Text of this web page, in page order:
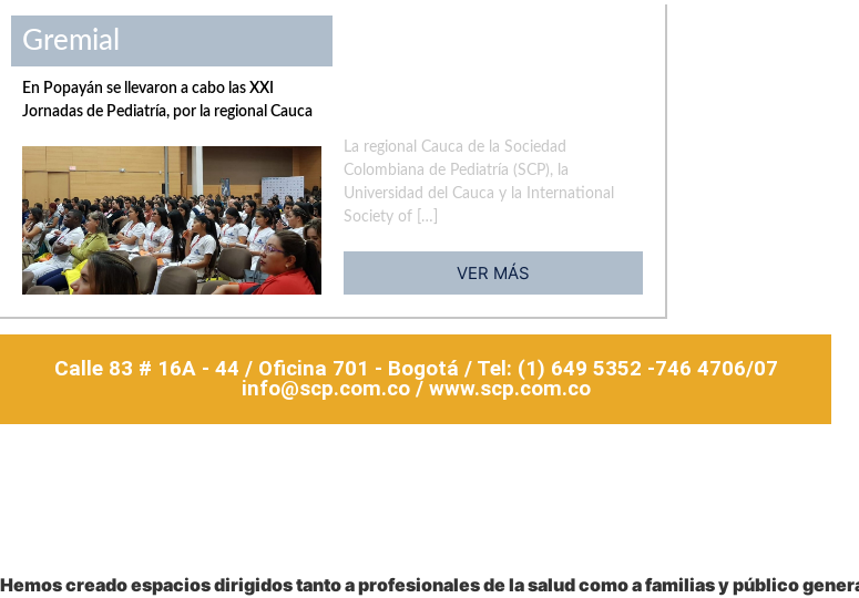
Gremial
En Popayán se llevaron a cabo las XXI
Jornadas de Pediatría, por la regional Cauca
La regional Cauca de la Sociedad
Colombiana de Pediatría (SCP), la
Universidad del Cauca y la International
Society of […]
VER MÁS
Calle 83 # 16A - 44 / Oficina 701 - Bogotá / Tel: (1) 649 5352 -746 4706/07
info@scp.com.co / www.scp.com.co
Hemos creado espacios dirigidos tanto a profesionales de la salud como a familias y público